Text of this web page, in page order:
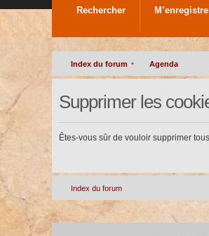
Rechercher
Index du forum • Agenda
Supprimer les
Êtes-vous sûr de vouloir supprimer
Index du forum